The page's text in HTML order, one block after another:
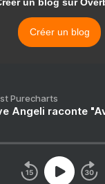
Créer un blog
Purecharts
Angeli raconte